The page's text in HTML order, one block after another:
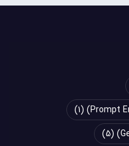
(1)
(5)